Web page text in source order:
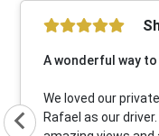
A wonderful way
We loved our
Rafael as our